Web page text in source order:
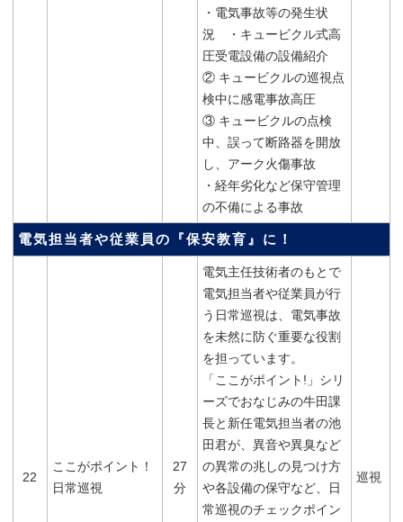
・電気事故等の発生状
況 ・キュービクル式高
圧受電設備の設備紹介
② キュービクルの巡視点
検中に感電事故高圧
③ キュービクルの点検
中、誤って断路器を開放
し、アーク火傷事故
・経年劣化など保守管理
の不備による事故
電気担当者や従業員の『保安教育』に！
22
ここがポイント！
日常巡視
27
分
電気主任技術者のもとで
電気担当者や従業員が行
う日常巡視は、電気事故
を未然に防ぐ重要な役割
を担っています。
「ここがポイント!」シリ
ーズでおなじみの牛田課
長と新任電気担当者の池
田君が、異音や異臭など
の異常の兆しの見つけ方
や各設備の保守など、日
常巡視のチェックポイン
巡視